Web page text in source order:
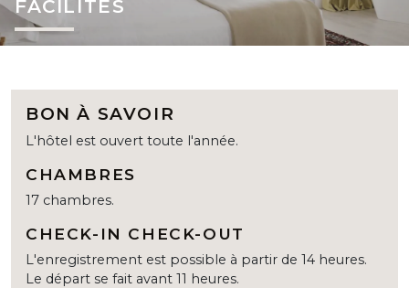
FACILITÉS
BON À SAVOIR
L'hôtel est ouvert toute l'année.
CHAMBRES
17 chambres.
CHECK-IN CHECK-OUT
L'enregistrement est possible à partir de 14 heures.
Le départ se fait avant 11 heures.